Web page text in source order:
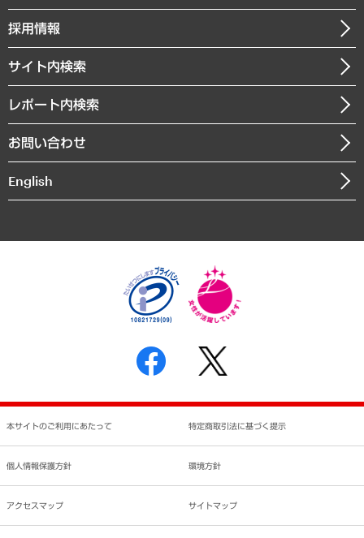
GRC（ガバナンス・リスク・コンプライアンス）・防災（政策）
経済・産業・雇用・労働
まちづくり・観光・交通・スポーツ・スマートシティ
自然資源・農林水産業・食料システム
経営用語集
受託・受注実績（官公庁関連）
メディア掲載・出演
社長メッセージ
会社概要
沿革
組織図・本部部室紹介
インドネシア現地法人
個人情報保護方針
反社会的勢力に対する基本方針
書面による個人情報の開示等の請求の手続きについて
ニュースリリース
お知らせ
採用情報
サイト内検索
レポート内検索
お問い合わせ
English
本サイトのご利用にあたって 特定商取引法に基づく提示
個人情報保護方針 環境方針
アクセスマップ サイトマップ